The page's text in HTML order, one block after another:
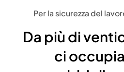
Per la sicurezza del
Da più di
ci